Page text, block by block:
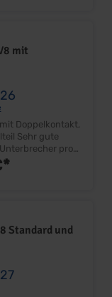
mit
Doppelkontakt,
Standard und